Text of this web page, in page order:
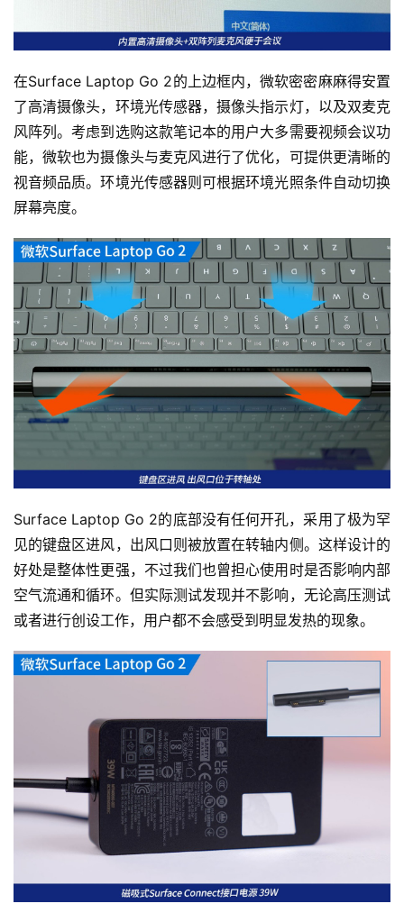
在Surface Laptop Go 2的上边框内，微软密密麻麻得安置
了高清摄像头，环境光传感器，摄像头指示灯，以及双麦克
风阵列。考虑到选购这款笔记本的用户大多需要视频会议功
能，微软也为摄像头与麦克风进行了优化，可提供更清晰的
视音频品质。环境光传感器则可根据环境光照条件自动切换
屏幕亮度。
Surface Laptop Go 2的底部没有任何开孔，采用了极为罕
见的键盘区进风，出风口则被放置在转轴内侧。这样设计的
好处是整体性更强，不过我们也曾担心使用时是否影响内部
空气流通和循环。但实际测试发现并不影响，无论高压测试
或者进行创设工作，用户都不会感受到明显发热的现象。